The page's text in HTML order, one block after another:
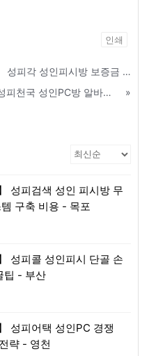
인쇄
보증금 저렴하고 권리금 없는 매물 리스트 - 세종
근태 관리 및 퇴직금 관련 법률 지식 - 목포 »
성피검색 성인 피시방 무
구축 비용 - 목포
성피콜 성인피시 단골 손
팁 - 부산
성피어택 성인PC 경쟁
략 - 영천